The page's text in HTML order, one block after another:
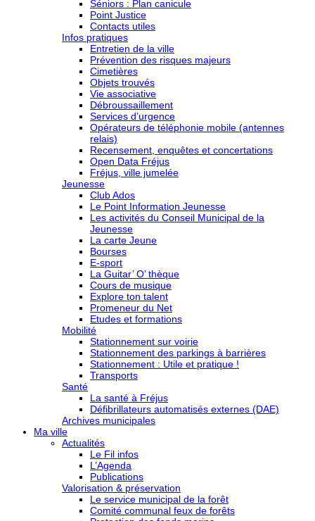
Séniors : Plan canicule
Point Justice
Contacts utiles
Infos pratiques
Entretien de la ville
Prévention des risques majeurs
Cimetières
Objets trouvés
Vie associative
Débroussaillement
Services d’urgence
Opérateurs de téléphonie mobile (antennes
relais)
Recensement, enquêtes et concertations
Open Data Fréjus
Fréjus, ville jumelée
Jeunesse
Club Ados
Le Point Information Jeunesse
Les activités du Conseil Municipal de la
Jeunesse
La carte Jeune
Bourses
E-sport
La Guitar’ O’ thèque
Cours de musique
Explore ton talent
Promeneur du Net
Etudes et formations
Mobilité
Stationnement sur voirie
Stationnement des parkings à barrières
Stationnement : Utile et pratique !
Transports
Santé
La santé à Fréjus
Défibrillateurs automatisés externes (DAE)
Archives municipales
Ma ville
Actualités
Le Fil infos
L’Agenda
Publications
Valorisation & préservation
Le service municipal de la forêt
Comité communal feux de forêts